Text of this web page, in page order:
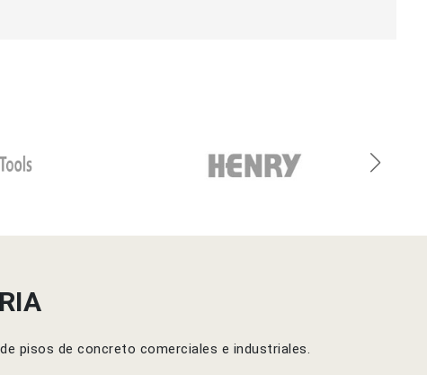
pisos de concreto comerciales e industriales.